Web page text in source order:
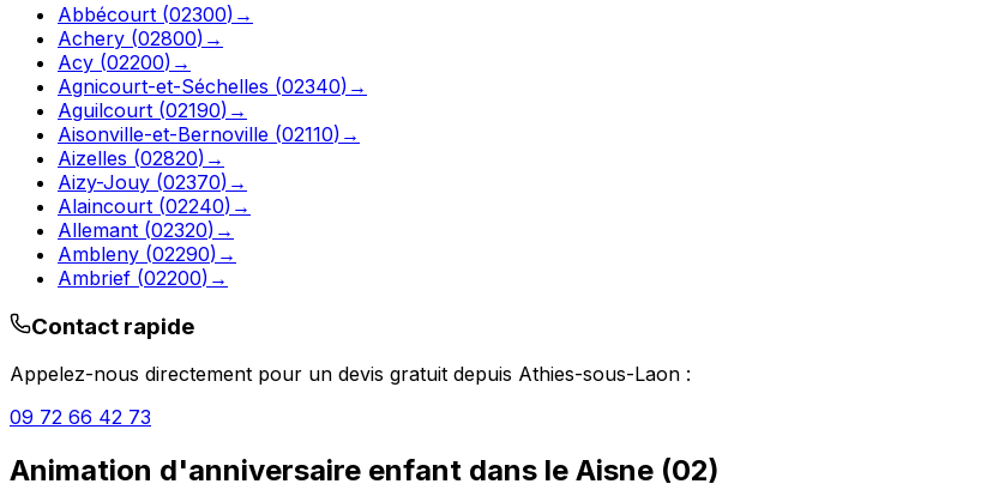
Abbécourt (02300) →
Achery (02800) →
Acy (02200) →
Agnicourt-et-Séchelles (02340) →
Aguilcourt (02190) →
Aisonville-et-Bernoville (02110) →
Aizelles (02820) →
Aizy-Jouy (02370) →
Alaincourt (02240) →
Allemant (02320) →
Ambleny (02290) →
Ambrief (02200) →
Contact rapide
Appelez-nous directement pour un devis gratuit depuis Athies-sous-Laon :
09 72 66 42 73
Animation d'anniversaire enfant dans le Aisne (02)